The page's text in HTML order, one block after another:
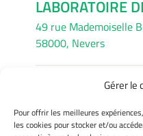
Gérer le
Pour offrir les meilleures
les cookies pour stocker et/ou
LABORATOIRE
49 rue Mademoiselle
58000, Nevers
Mentions légales